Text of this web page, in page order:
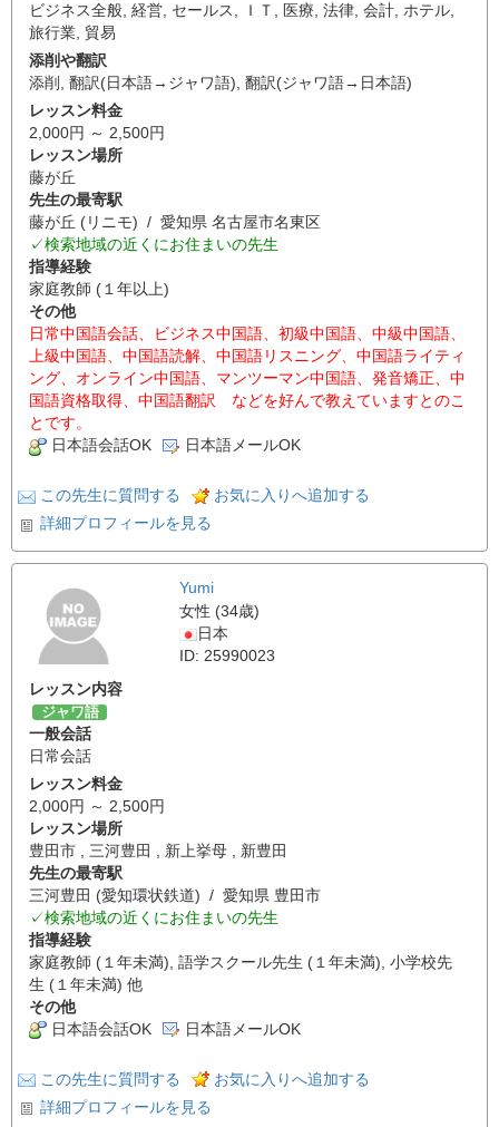
ビジネス全般, 経営, セールス, ＩＴ , 医療, 法律, 会計, ホテル,
旅行業, 貿易
添削や翻訳
添削 , 翻訳(日本語→ジャワ語), 翻訳(ジャワ語→日本語)
レッスン料金
2,000円 ～ 2,500円
レッスン場所
藤が丘
先生の最寄駅
藤が丘 (リニモ) / 愛知県 名古屋市名東区
✓検索地域の近くにお住まいの先生
指導経験
家庭教師 (１年以上)
その他
日常中国語会話、ビジネス中国語、初級中国語、中級中国語、
上級中国語、中国語読解、中国語リスニング、中国語ライティ
ング、オンライン中国語、マンツーマン中国語、発音矯正、中
国語資格取得、中国語翻訳 などを好んで教えていますとのこ
とです。
日本語会話OK
日本語メールOK
この先生に質問する
お気に入りへ追加する
詳細プロフィールを見る
Yumi
女性 (34歳)
日本
ID: 25990023
レッスン内容
ジャワ語
一般会話
日常会話
レッスン料金
2,000円 ～ 2,500円
レッスン場所
豊田市 , 三河豊田 , 新上挙母 , 新豊田
先生の最寄駅
三河豊田 (愛知環状鉄道) / 愛知県 豊田市
✓検索地域の近くにお住まいの先生
指導経験
家庭教師 (１年未満), 語学スクール先生 (１年未満), 小学校先
生 (１年未満) 他
その他
日本語会話OK
日本語メールOK
この先生に質問する
お気に入りへ追加する
詳細プロフィールを見る